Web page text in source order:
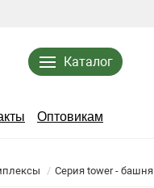
Каталог
Оптовикам
Серия tower - башня